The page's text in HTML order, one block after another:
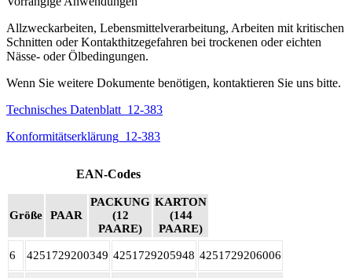
Allzweckarbeiten, Lebensmittelverarbeitung, Arbeiten mit kritischen
Schnitten oder Kontakthitzegefahren bei trockenen oder eichten
Nässe- oder Ölbedingungen.
Wenn Sie weitere Dokumente benötigen, kontaktieren Sie uns bitte.
Technisches Datenblatt_12-383
Konformitätserklärung_12-383
EAN-Codes
Größe PAAR
PACKUNG
(12
PAARE)
KARTON
(144
PAARE)
6 4251729200349 4251729205948 4251729206006